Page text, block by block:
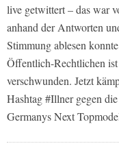
live getwittert – das war
anhand der Antworten
Stimmung ablesen
Öffentlich-Rechtlichen
verschwunden. Jetzt
Hashtag #Illner gegen
Germanys Next